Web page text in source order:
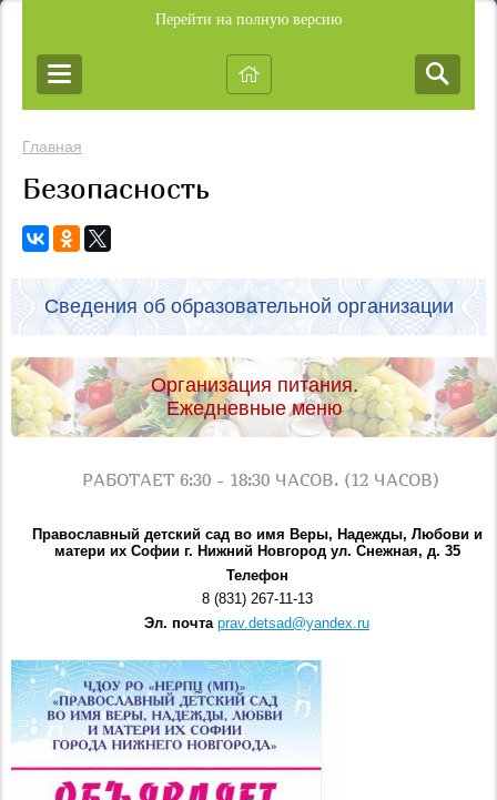
Перейти на полную версию
Главная
Безопасность
Сведения об образовательной организации
Организация питания.
Ежедневные меню
РАБОТАЕТ 6:30 - 18:30 ЧАСОВ. (12 ЧАСОВ)
Православный детский сад во имя Веры, Надежды, Любови и
матери их Софии г. Нижний Новгород ул. Снежная, д. 35
Телефон
8 (831) 267-11-13
Эл. почта prav.detsad@yandex.ru